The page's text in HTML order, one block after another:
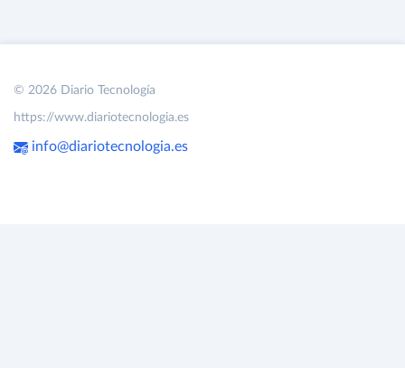
© 2026 Diario Tecnología
https://www.diariotecnologia.es
info@diariotecnologia.es